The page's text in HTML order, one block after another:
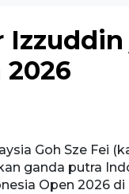
Goh Sze Fei
ganda putra
Open 2026 di